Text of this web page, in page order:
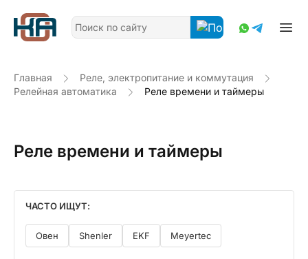
Главная
Реле, электропитание и коммутация
Релейная автоматика
Реле времени и таймеры
Реле времени и таймеры
ЧАСТО ИЩУТ:
Овен Shenler EKF Meyertec